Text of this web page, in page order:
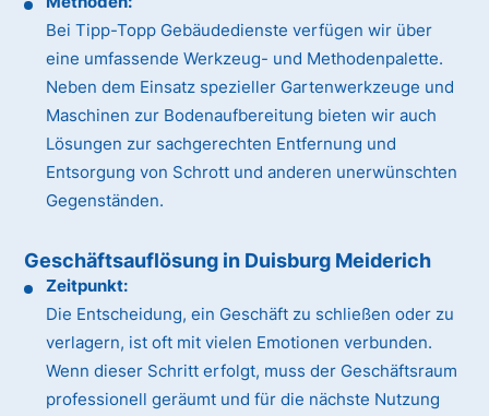
Bei Tipp-Topp Gebäudedienste verfügen wir über
eine umfassende Werkzeug- und Methodenpalette.
Neben dem Einsatz spezieller Gartenwerkzeuge und
Maschinen zur Bodenaufbereitung bieten wir auch
Lösungen zur sachgerechten Entfernung und
Entsorgung von Schrott und anderen unerwünschten
Gegenständen.
Geschäftsauflösung in Duisburg Meiderich
Zeitpunkt:
Die Entscheidung, ein Geschäft zu schließen oder zu
verlagern, ist oft mit vielen Emotionen verbunden.
Wenn dieser Schritt erfolgt, muss der Geschäftsraum
professionell geräumt und für die nächste Nutzung